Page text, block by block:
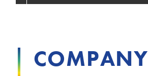
COMPANY